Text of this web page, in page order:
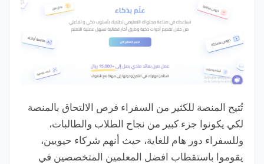
تُتيح المنصة للكثير من السفراء فرص الالتحاق بالمنصة
لكي يكونوا جزء كبير من نجاح الطلاب والطالبات،
وللسفراء دور هام للغاية، حيث أنهم شركاء حيويين،
يقوموا باستقطاب افضل المعلمين المتخصصين في